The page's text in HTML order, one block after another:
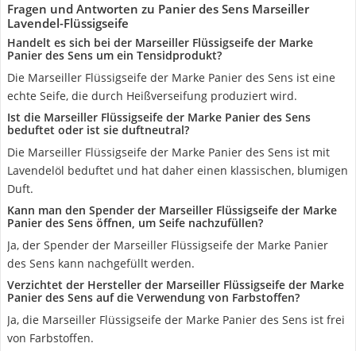
Fragen und Antworten zu Panier des Sens Marseiller
Lavendel-Flüssigseife
Handelt es sich bei der Marseiller Flüssigseife der Marke
Panier des Sens um ein Tensidprodukt?
Die Marseiller Flüssigseife der Marke Panier des Sens ist eine
echte Seife, die durch Heißverseifung produziert wird.
Ist die Marseiller Flüssigseife der Marke Panier des Sens
beduftet oder ist sie duftneutral?
Die Marseiller Flüssigseife der Marke Panier des Sens ist mit
Lavendelöl beduftet und hat daher einen klassischen, blumigen
Duft.
Kann man den Spender der Marseiller Flüssigseife der Marke
Panier des Sens öffnen, um Seife nachzufüllen?
Ja, der Spender der Marseiller Flüssigseife der Marke Panier
des Sens kann nachgefüllt werden.
Verzichtet der Hersteller der Marseiller Flüssigseife der Marke
Panier des Sens auf die Verwendung von Farbstoffen?
Ja, die Marseiller Flüssigseife der Marke Panier des Sens ist frei
von Farbstoffen.